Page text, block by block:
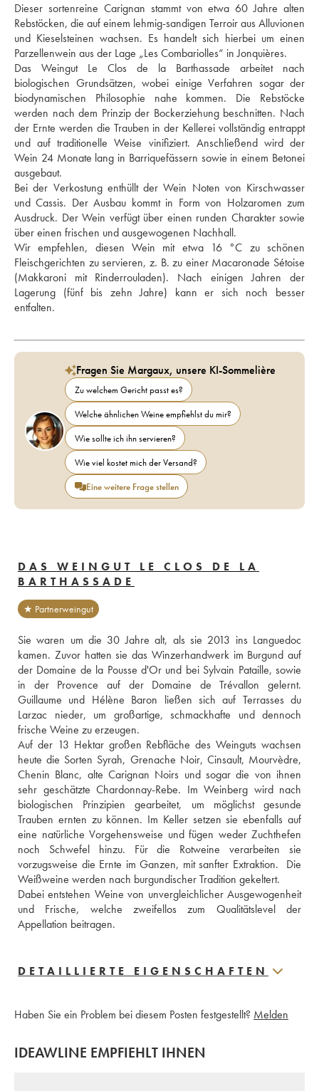
Dieser sortenreine Carignan stammt von etwa 60 Jahre alten
Rebstöcken, die auf einem lehmig-sandigen Terroir aus Alluvionen
und Kieselsteinen wachsen. Es handelt sich hierbei um einen
Parzellenwein aus der Lage „Les Combariolles“ in Jonquières.
Das Weingut Le Clos de la Barthassade arbeitet nach
biologischen Grundsätzen, wobei einige Verfahren sogar der
biodynamischen Philosophie nahe kommen. Die Rebstöcke
werden nach dem Prinzip der Bockerziehung beschnitten. Nach
der Ernte werden die Trauben in der Kellerei vollständig entrappt
und auf traditionelle Weise vinifiziert. Anschließend wird der
Wein 24 Monate lang in Barriquefässern sowie in einem Betonei
ausgebaut.
Bei der Verkostung enthüllt der Wein Noten von Kirschwasser
und Cassis. Der Ausbau kommt in Form von Holzaromen zum
Ausdruck. Der Wein verfügt über einen runden Charakter sowie
über einen frischen und ausgewogenen Nachhall.
Wir empfehlen, diesen Wein mit etwa 16 °C zu schönen
Fleischgerichten zu servieren, z. B. zu einer Macaronade Sétoise
(Makkaroni mit Rinderrouladen). Nach einigen Jahren der
Lagerung (fünf bis zehn Jahre) kann er sich noch besser
Fragen Sie Margaux, unsere KI-Sommelière
Zu welchem Gericht passt es?
Welche ähnlichen Weine empfiehlst du mir?
Wie sollte ich ihn servieren?
Wie viel kostet mich der Versand?
Eine weitere Frage stellen
DAS WEINGUT LE CLOS DE LA
BARTHASSADE
★ Partnerweingut
Sie waren um die 30 Jahre alt, als sie 2013 ins Languedoc
kamen. Zuvor hatten sie das Winzerhandwerk im Burgund auf
der Domaine de la Pousse d'Or und bei Sylvain Pataille, sowie
in der Provence auf der Domaine de Trévallon gelernt.
Guillaume und Hélène Baron ließen sich auf Terrasses du
Larzac nieder, um großartige, schmackhafte und dennoch
frische Weine zu erzeugen.
Auf der 13 Hektar großen Rebfläche des Weinguts wachsen
heute die Sorten Syrah, Grenache Noir, Cinsault, Mourvèdre,
Chenin Blanc, alte Carignan Noirs und sogar die von ihnen
sehr geschätzte Chardonnay-Rebe. Im Weinberg wird nach
biologischen Prinzipien gearbeitet, um möglichst gesunde
Trauben ernten zu können. Im Keller setzen sie ebenfalls auf
eine natürliche Vorgehensweise und fügen weder Zuchthefen
noch Schwefel hinzu. Für die Rotweine verarbeiten sie
vorzugsweise die Ernte im Ganzen, mit sanfter Extraktion.  Die
Weißweine werden nach burgundischer Tradition gekeltert.
Dabei entstehen Weine von unvergleichlicher Ausgewogenheit
und Frische, welche zweifellos zum Qualitätslevel der
DETAILLIERTE EIGENSCHAFTEN
Haben Sie ein Problem bei diesem Posten festgestellt? Melden
IDEAWLINE EMPFIEHLT IHNEN